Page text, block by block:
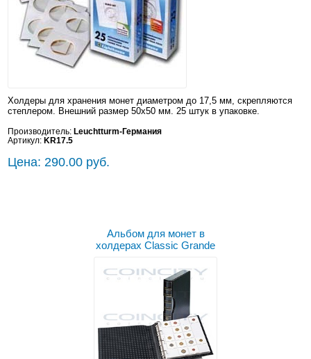
Холдеры для хранения монет диаметром до 17,5 мм, скрепляются
степлером. Внешний размер 50x50 мм. 25 штук в упаковке.
Производитель: Leuchtturm-Германия
Артикул: KR17.5
Цена: 290.00 руб.
Альбом для монет в
холдерах Classic Grande